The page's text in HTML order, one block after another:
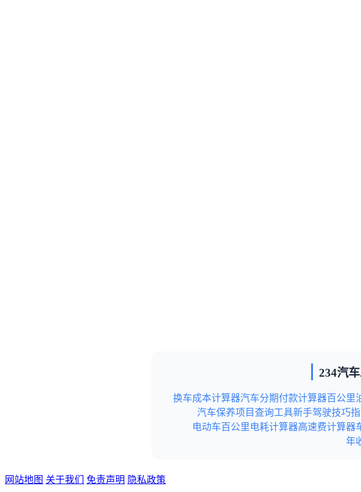
234汽
换车成本计算器汽车分期付款计算器百公里
汽车保养项目查询工具新手驾驶技巧
电动车百公里电耗计算器高速费计算器
年
网站地图 关于我们 免责声明 隐私政策